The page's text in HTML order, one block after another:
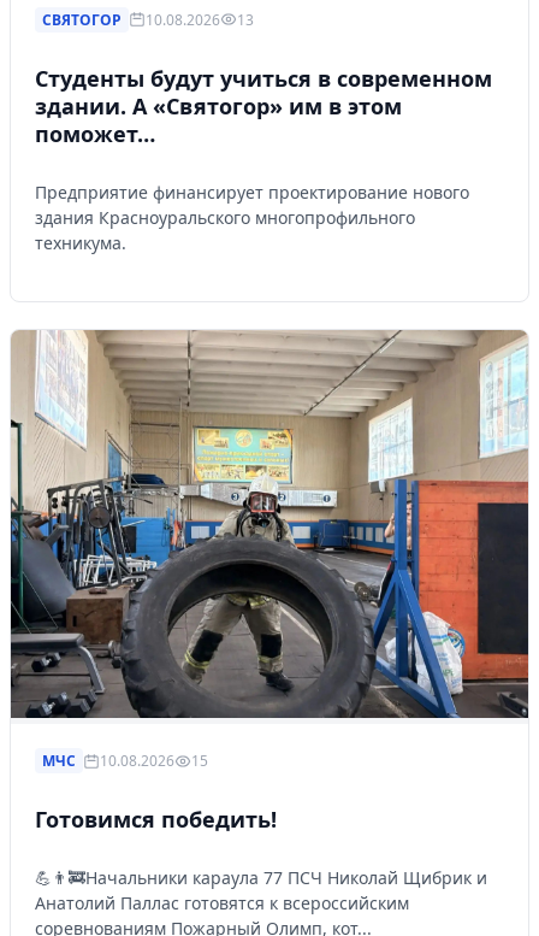
СВЯТОГОР 10.08.2026 13
Студенты будут учиться в современном
здании. А «Святогор» им в этом
поможет…
Предприятие финансирует проектирование нового
здания Красноуральского многопрофильного
техникума.
МЧС 10.08.2026 15
Готовимся победить!
💪👨‍🚒Начальники караула 77 ПСЧ Николай Щибрик и
Анатолий Паллас готовятся к всероссийским
соревнованиям Пожарный Олимп, кот...